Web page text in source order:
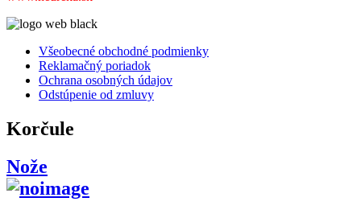
Všeobecné obchodné podmienky
Reklamačný poriadok
Ochrana osobných údajov
Odstúpenie od zmluvy
Korčule
Nože